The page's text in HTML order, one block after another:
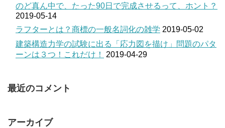
のど真ん中で、たった90日で完成させるって、ホント？
2019-05-14
ラフターとは？商標の一般名詞化の雑学 2019-05-02
建築構造力学の試験に出る「応力図を描け」問題のパタ
ーンは３つ！これだけ！
2019-04-29
最近のコメント
アーカイブ